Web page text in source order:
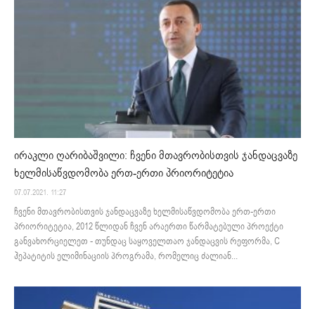
ირაკლი ღარიბაშვილი: ჩვენი მთავრობისთვის ჯანდაცვაზე
ხელმისაწვდომობა ერთ-ერთი პრიორიტეტია
07.07.2021. 11:27
ჩვენი მთავრობისთვის ჯანდაცვაზე ხელმისაწვდომობა ერთ-ერთი
პრიორიტეტია, 2012 წლიდან ჩვენ არაერთი წარმატებული პროექტი
განვახორციელეთ - თუნდაც საყოველთაო ჯანდაცვის რეფორმა, C
ჰეპატიტის ელიმინაციის პროგრამა, რომელიც ძალიან...